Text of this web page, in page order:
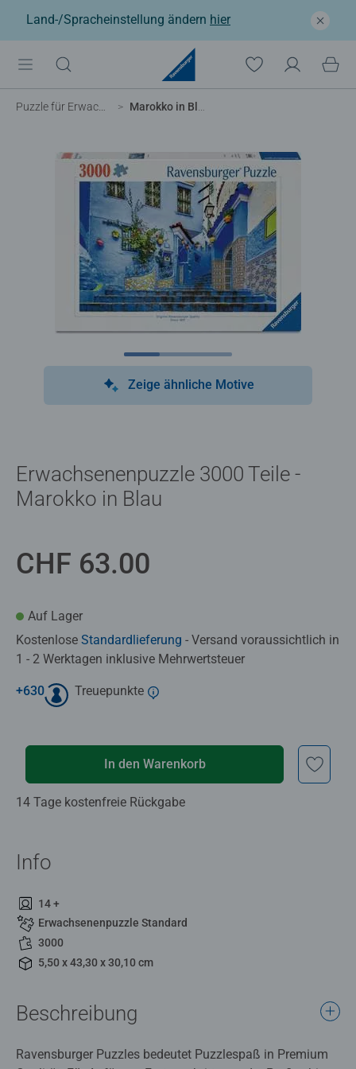
Land-/Spracheinstellung ändern hier
Puzzle für Erwachsene Marokko in Blau
Zeige ähnliche Motive
Erwachsenenpuzzle 3000 Teile -
Marokko in Blau
CHF 63.00
Auf Lager
Kostenlose Standardlieferung - Versand voraussichtlich in
1 - 2 Werktagen inklusive Mehrwertsteuer
+630 Treuepunkte
In den Warenkorb
14 Tage kostenfreie Rückgabe
Info
14 +
Erwachsenenpuzzle Standard
3000
5,50 x 43,30 x 30,10 cm
Beschreibung
Ravensburger Puzzles bedeutet Puzzlespaß in Premium